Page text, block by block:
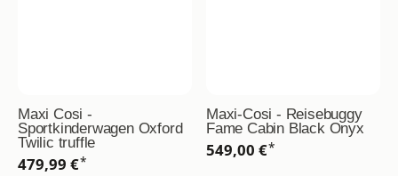
Maxi Cosi -
Sportkinderwagen Oxford
Twilic truffle
479,99 €*
Maxi-Cosi - Reisebuggy
Fame Cabin Black Onyx
549,00 €*